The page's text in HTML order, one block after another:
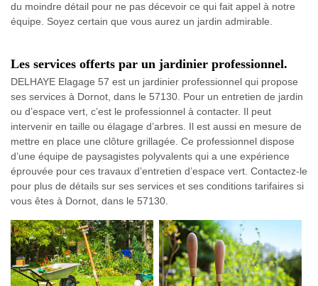
du moindre détail pour ne pas décevoir ce qui fait appel à notre
équipe. Soyez certain que vous aurez un jardin admirable.
Les services offerts par un jardinier professionnel.
DELHAYE Elagage 57 est un jardinier professionnel qui propose
ses services à Dornot, dans le 57130. Pour un entretien de jardin
ou d’espace vert, c’est le professionnel à contacter. Il peut
intervenir en taille ou élagage d’arbres. Il est aussi en mesure de
mettre en place une clôture grillagée. Ce professionnel dispose
d’une équipe de paysagistes polyvalents qui a une expérience
éprouvée pour ces travaux d’entretien d’espace vert. Contactez-le
pour plus de détails sur ses services et ses conditions tarifaires si
vous êtes à Dornot, dans le 57130.